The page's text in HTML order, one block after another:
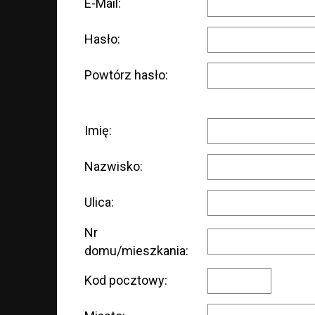
E-Mail:
Hasło:
Powtórz hasło:
Imię:
Nazwisko:
Ulica:
Nr
domu/mieszkania:
Kod pocztowy: